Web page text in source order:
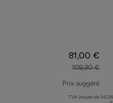
81,00 €
109,90 €
Prix suggéré
prix
TVA incluse de